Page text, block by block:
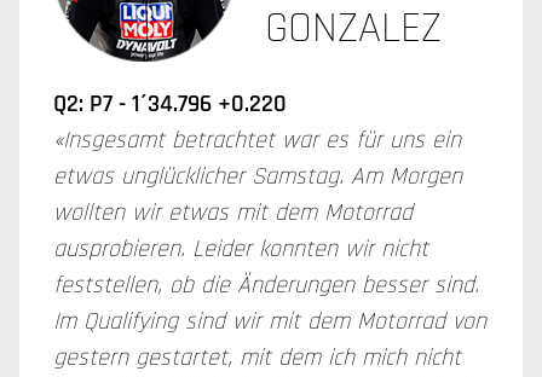
GONZALEZ
Q2: P7 - 1´34.796 +0.220
«Insgesamt betrachtet war es für uns ein
etwas unglücklicher Samstag. Am Morgen
wollten wir etwas mit dem Motorrad
ausprobieren. Leider konnten wir nicht
feststellen, ob die Änderungen besser sind.
Im Qualifying sind wir mit dem Motorrad von
gestern gestartet, mit dem ich mich nicht